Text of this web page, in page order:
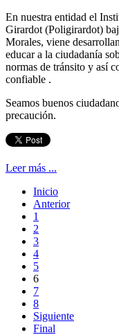
En nuestra entidad el
Girardot (Poligirardot)
Morales, viene
educar a la ciudadanía
normas de tránsito y así
confiable .
Seamos buenos
precaución.
Leer más ...
Inicio
Anterior
1
2
3
4
5
6
7
8
Siguiente
Final